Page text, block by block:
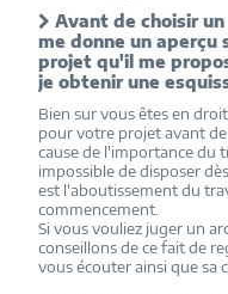
Avant de choisir
me donne un
projet qu'il me
je obtenir une
Bien sur vous êtes en
pour votre projet avant
cause de l'importance du
impossible de disposer
est l'aboutissement du
commencement.
Si vous vouliez juger un
conseillons de ce fait de
vous écouter ainsi que sa